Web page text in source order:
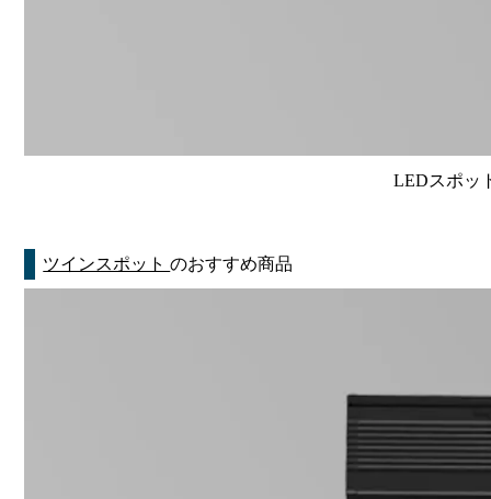
LEDスポッ
ツインスポットのおすすめ商品